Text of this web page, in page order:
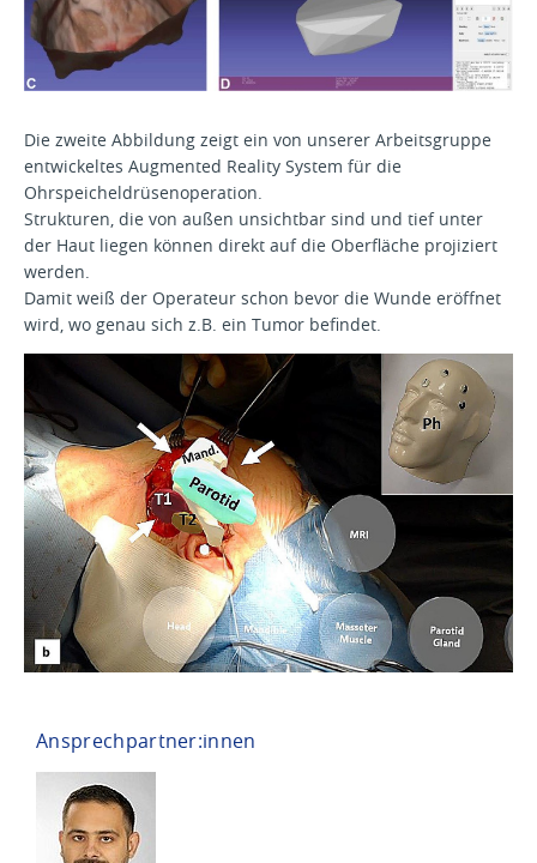
Die zweite Abbildung zeigt ein von unserer Arbeitsgruppe
entwickeltes Augmented Reality System für die
Ohrspeicheldrüsenoperation.
Strukturen, die von außen unsichtbar sind und tief unter
der Haut liegen können direkt auf die Oberfläche projiziert
werden.
Damit weiß der Operateur schon bevor die Wunde eröffnet
wird, wo genau sich z.B. ein Tumor befindet.
Ansprechpartner:innen